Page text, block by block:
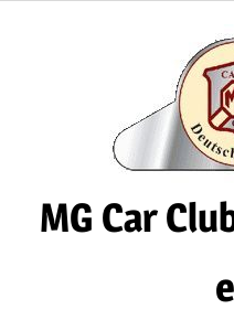
MG Car